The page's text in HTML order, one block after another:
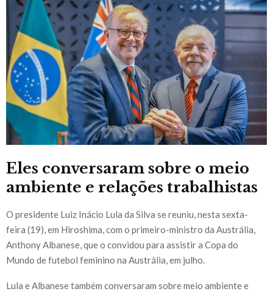
Eles conversaram sobre o meio
ambiente e relações trabalhistas
O presidente Luiz Inácio Lula da Silva se reuniu, nesta sexta-
feira (19), em Hiroshima, com o primeiro-ministro da Austrália,
Anthony Albanese, que o convidou para assistir a Copa do
Mundo de futebol feminino na Austrália, em julho.
Lula e Albanese também conversaram sobre meio ambiente e